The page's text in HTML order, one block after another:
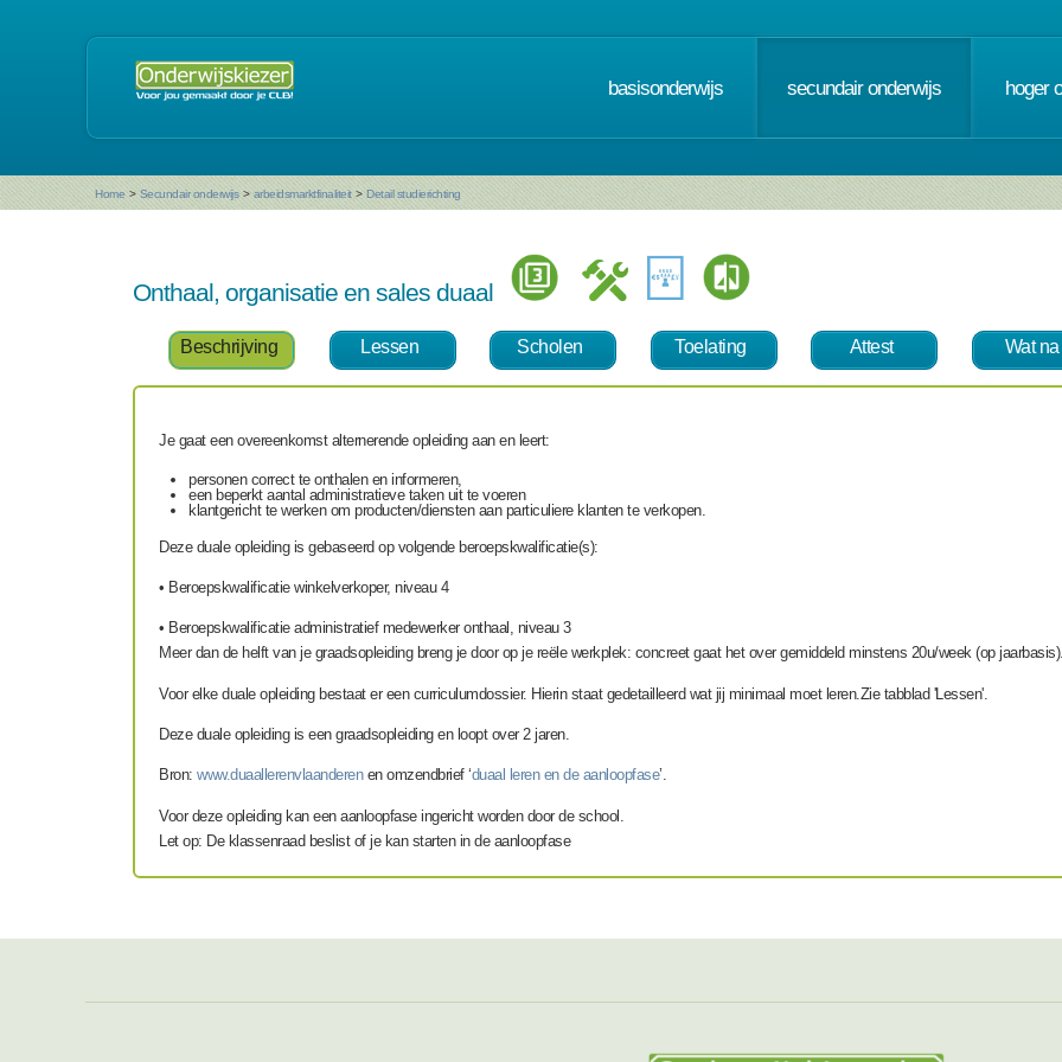
basisonderwijs secundair onderwijs hoger
Home > Secundair onderwijs > arbeidsmarktfinaliteit > Detail studierichting
Onthaal, organisatie en sales duaal
Beschrijving Lessen Scholen Toelating Attest Wat na
Je gaat een overeenkomst alternerende opleiding aan en leert:
personen correct te onthalen en informeren,
een beperkt aantal administratieve taken uit te voeren
klantgericht te werken om producten/diensten aan particuliere klanten te verkopen.
Deze duale opleiding is gebaseerd op volgende beroepskwalificatie(s):
• Beroepskwalificatie winkelverkoper, niveau 4
• Beroepskwalificatie administratief medewerker onthaal, niveau 3
Meer dan de helft van je graadsopleiding breng je door op je reële werkplek: concreet gaat het over gemiddeld minstens 20u/week (op
Voor elke duale opleiding bestaat er een curriculumdossier. Hierin staat gedetailleerd wat jij minimaal moet leren.Zie tabblad 'Lessen'.
Deze duale opleiding is een graadsopleiding en loopt over 2 jaren.
Bron: www.duaallerenvlaanderenen omzendbrief ‘duaal leren en de aanloopfase’.
Voor deze opleiding kan een aanloopfase ingericht worden door de school.
Let op: De klassenraad beslist of je kan starten in de aanloopfase